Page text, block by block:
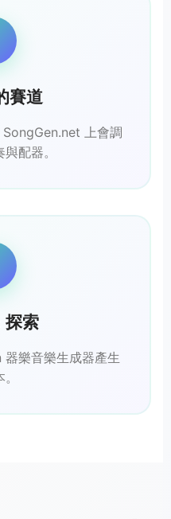
賽道
上會調
配器。
探索
樂音樂生成器產生